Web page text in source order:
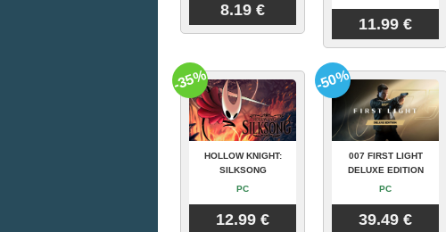
8.19 €
11.99 €
HOLLOW KNIGHT:
SILKSONG
PC
12.99 €
-35%
007 FIRST LIGHT
DELUXE EDITION
PC
39.49 €
-50%